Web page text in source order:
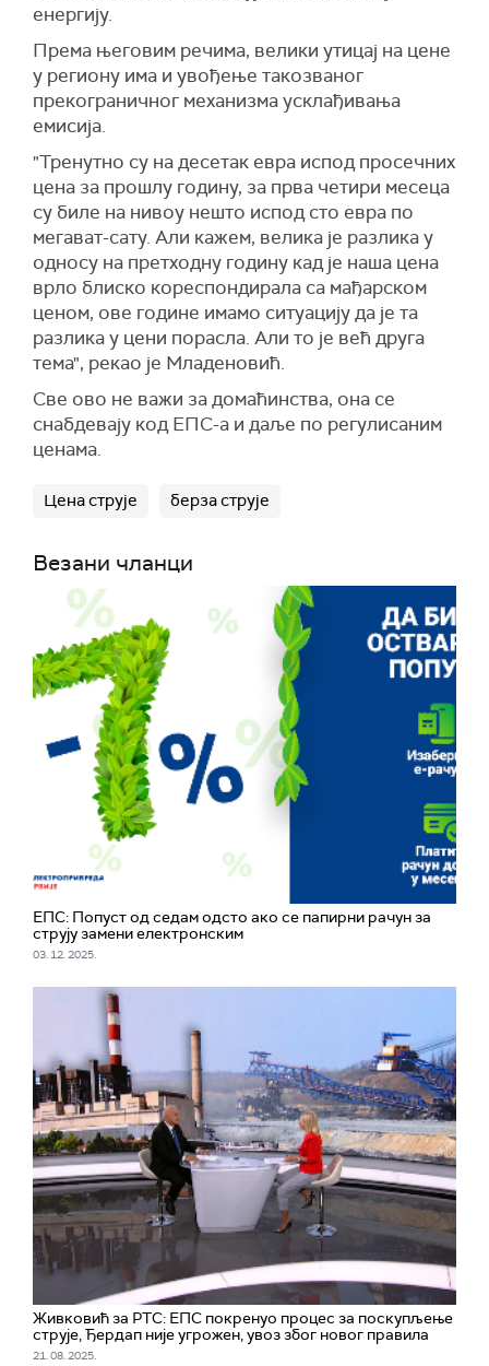
енергију.
Према његовим речима, велики утицај на цене
у региону има и увођење такозваног
прекограничног механизма усклађивања
емисија.
"Тренутно су на десетак евра испод просечних
цена за прошлу годину, за прва четири месеца
су биле на нивоу нешто испод сто евра по
мегават-сату. Али кажем, велика је разлика у
односу на претходну годину кад је наша цена
врло блиско кореспондирала са мађарском
ценом, ове године имамо ситуацију да је та
разлика у цени порасла. Али то је већ друга
тема", рекао је Младеновић.
Све ово не важи за домаћинства, она се
снабдевају код ЕПС-а и даље по регулисаним
ценама.
Цена струје берза струје
Везани чланци
ЕПС: Попуст од седам одсто ако се папирни рачун за
струју замени електронским
03. 12. 2025.
Живковић за РТС: ЕПС покренуо процес за поскупљење
струје, Ђердап није угрожен, увоз због новог правила
21. 08. 2025.